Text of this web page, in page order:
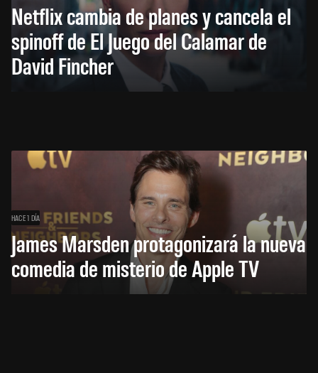
Netflix cambia de planes y cancela el
spinoff de El Juego del Calamar de
David Fincher
HACE 1 DÍA
James Marsden protagonizará la nueva
comedia de misterio de Apple TV